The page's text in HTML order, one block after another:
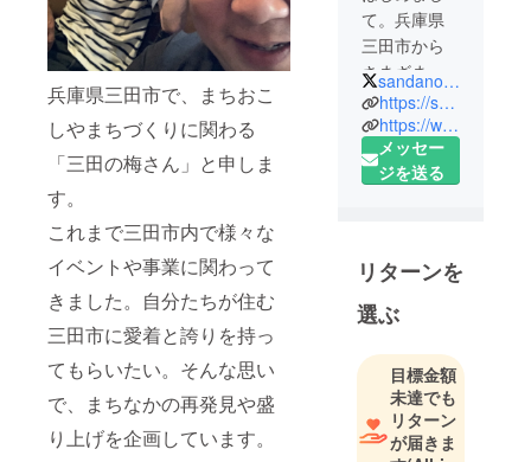
兵庫県三田市で、まちおこ
しやまちづくりに関わる
「三田の梅さん」と申しま
す。
これまで三田市内で様々な
イベントや事業に関わって
きました。自分たちが住む
三田市に愛着と誇りを持っ
てもらいたい。そんな思い
で、まちなかの再発見や盛
り上げを企画しています。
て。兵庫県
三田市から
さまざまな
情報を発信
している三
田の梅さん
です。
sandanoumesan
https://sandanoumesan.com
https://www.facebook.com/SantaSandaProject/
メッセー
ジを送る
リターンを
選ぶ
目標金額
未達でも
リターン
が届きま